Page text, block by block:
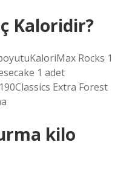
Kaloridir?
Rocks 1
1 adet
Extra Forest
kilo